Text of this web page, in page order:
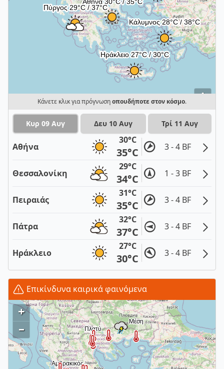
i
Κάνετε κλικ για πρόγνωσηοπουδήποτε στον κόσμο.
Κυρ 09 Αυγ Δευ 10 Αυγ Τρί 11 Αυγ
Αθήνα
30°C
35°C 3 - 4 BF
Θεσσαλονίκη
29°C
34°C 1 - 3 BF
Πειραιάς
31°C
35°C 3 - 4 BF
Πάτρα
32°C
37°C 3 - 4 BF
Ηράκλειο
27°C
30°C 3 - 4 BF
Επικίνδυνα καιρικά φαινόμενα
+
–